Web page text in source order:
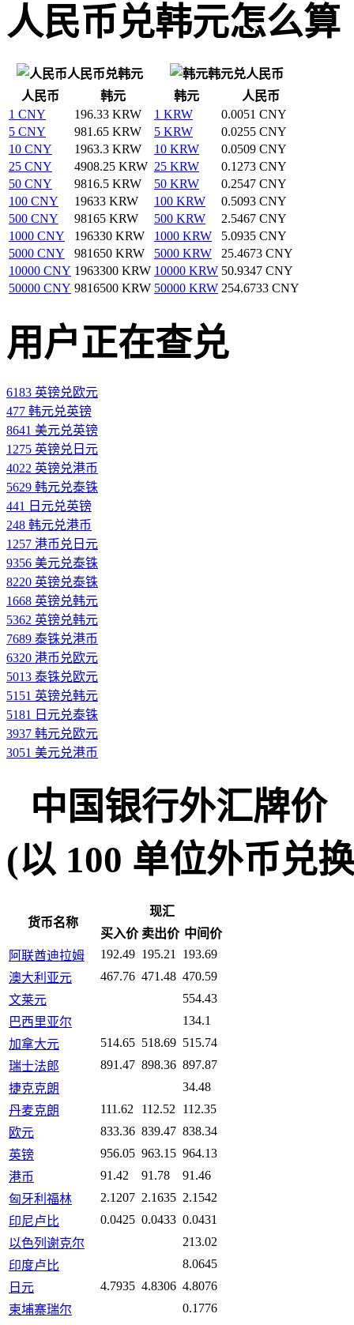
人民币兑韩元怎么算
人民币兑韩元
韩元兑人民币
人民币
韩元 韩元
人民币
1 CNY
196.33 KRW 1 KRW
0.0051 CNY
5 CNY
981.65 KRW 5 KRW
0.0255 CNY
10 CNY
1963.3 KRW 10 KRW
0.0509 CNY
25 CNY
4908.25 KRW 25 KRW
0.1273 CNY
50 CNY
9816.5 KRW 50 KRW
0.2547 CNY
100 CNY
19633 KRW 100 KRW
0.5093 CNY
500 CNY
98165 KRW 500 KRW
2.5467 CNY
1000 CNY
196330 KRW 1000 KRW
5.0935 CNY
5000 CNY
981650 KRW 5000 KRW
25.4673 CNY
10000 CNY 1963300 KRW 10000 KRW 50.9347 CNY
50000 CNY 9816500 KRW 50000 KRW 254.6733 CNY
用户正在查兑
6183 英镑兑欧元
477 韩元兑英镑
8641 美元兑英镑
1275 英镑兑日元
4022 英镑兑港币
5629 韩元兑泰铢
441 日元兑英镑
248 韩元兑港币
1257 港币兑日元
9356 美元兑泰铢
8220 英镑兑泰铢
1668 英镑兑韩元
5362 英镑兑韩元
7689 泰铢兑港币
6320 港币兑欧元
5013 泰铢兑欧元
5151 英镑兑韩元
5181 日元兑泰铢
3937 韩元兑欧元
3051 美元兑港币
中国银行外汇牌价
(以 100 单位外币兑
货币名称
现汇
买入价 卖出价 中间价
阿联酋迪拉姆
192.49 195.21
193.69
澳大利亚元
467.76 471.48 470.59
文莱元
554.43
巴西里亚尔
134.1
加拿大元
514.65 518.69 515.74
瑞士法郎
891.47 898.36 897.87
捷克克朗
34.48
丹麦克朗
111.62 112.52
112.35
欧元
833.36 839.47 838.34
英镑
956.05 963.15 964.13
港币
91.42 91.78
91.46
匈牙利福林
2.1207 2.1635 2.1542
印尼卢比
0.0425 0.0433 0.0431
以色列谢克尔
213.02
印度卢比
8.0645
日元
4.7935 4.8306 4.8076
柬埔寨瑞尔
0.1776